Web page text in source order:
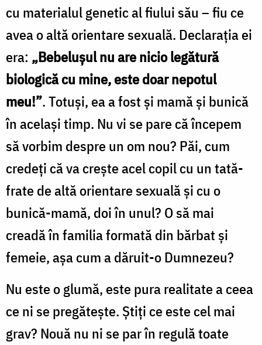
cu materialul genetic al fiului său – fiu ce
avea o altă orientare sexuală. Declarația ei
era: „Bebelușul nu are nicio legătură
biologică cu mine, este doar nepotul
meu!”. Totuși, ea a fost și mamă și bunică
în același timp. Nu vi se pare că începem
să vorbim despre un om nou? Păi, cum
credeți că va crește acel copil cu un tată-
frate de altă orientare sexuală și cu o
bunică-mamă, doi în unul? O să mai
creadă în familia formată din bărbat și
femeie, așa cum a dăruit-o Dumnezeu?
Nu este o glumă, este pura realitate a ceea
ce ni se pregătește. Știți ce este cel mai
grav? Nouă nu ni se par în regulă toate